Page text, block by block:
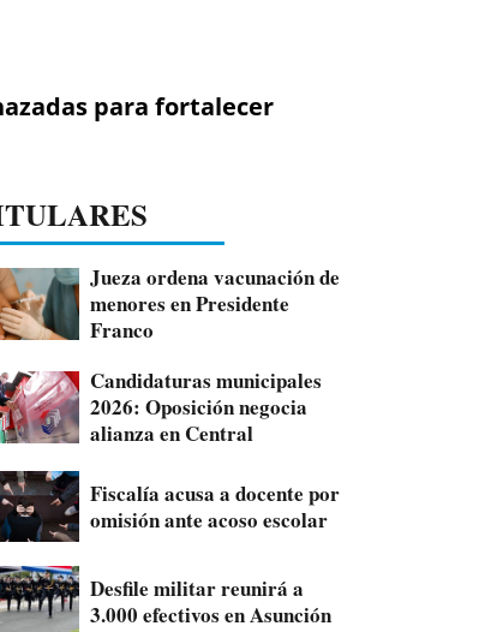
para fortalecer
Jueza ordena vacunación de
menores en Presidente
Franco
Candidaturas municipales
2026: Oposición negocia
alianza en Central
Fiscalía acusa a docente por
omisión ante acoso escolar
Desfile militar reunirá a
3.000 efectivos en Asunción